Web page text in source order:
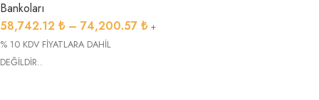
Bankoları
58,742.12 ₺ – 74,200.57 ₺ +
% 10 KDV FİYATLARA DAHİL
DEĞİLDİR..